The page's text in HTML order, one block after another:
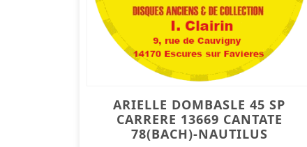
ARIELLE DOMBASLE 45 SP
CARRERE 13669 CANTATE
78(BACH)-NAUTILUS